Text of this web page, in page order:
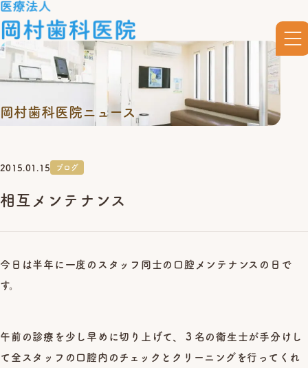
岡村歯科医院ニュース
2015.01.15 ブログ
相互メンテナンス
今日は半年に一度のスタッフ同士の口腔メンテナンスの日で
す。
午前の診療を少し早めに切り上げて、３名の衛生士が手分けし
て全スタッフの口腔内のチェックとクリーニングを行ってくれ